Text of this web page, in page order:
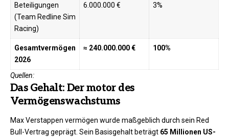
Beteiligungen
(Team Redline Sim
Racing)
6.000.000 € 3%
Gesamtvermögen
2026
≈ 240.000.000 € 100%
Quellen:
Das Gehalt: Der motor des
Vermögenswachstums
Max Verstappen vermögen wurde maßgeblich durch sein Red
Bull-Vertrag geprägt. Sein Basisgehalt beträgt 65 Millionen US-